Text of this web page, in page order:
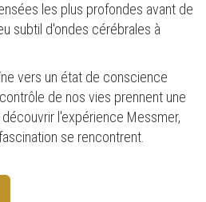
les plus profondes avant de
subtil d'ondes cérébrales à
vers un état de conscience
de nos vies prennent une
l'expérience Messmer,
se rencontrent.